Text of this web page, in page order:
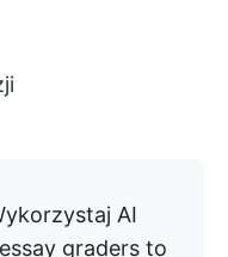
AI
graders to